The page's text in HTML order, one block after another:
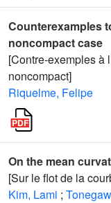
Counterexamples
noncompact case
[Contre-exemples à
noncompact]
Riquelme, Felipe
On the mean
[Sur le flot de la
Kim, Lami ;